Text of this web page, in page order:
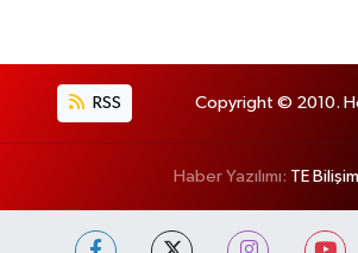
RSS Copyright © 2010.
Haber Yazılımı: TE Bilişim